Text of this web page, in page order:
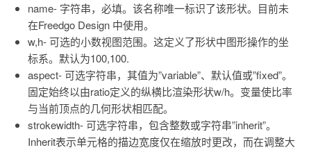
name- 字符串，必填。该名称唯一标识了该形状。目前未
在Freedgo Design 中使用。
w,h- 可选的小数视图范围。这定义了形状中图形操作的坐
标系。默认为100,100.
aspect- 可选字符串，其值为”variable”、默认值或”fixed”。
固定始终以由ratio定义的纵横比渲染形状w/h。变量使比率
与当前顶点的几何形状相匹配。
strokewidth- 可选字符串，包含整数或字符串”inherit”。
Inherit表示单元格的描边宽度仅在缩放时更改，而在调整大